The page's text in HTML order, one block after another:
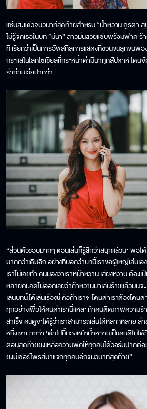
แซ่บสะแด่วจนวินาทีสุดท้ายสำหรับ “น้ำหวาน ภูริตา
ไม่รู้จักเธอในบท “มีนา” สาวมั่นสวยแซ่บพร้อมฟาด
ที เรียกว่าเป็นการอัพสกิลการแสดงที่ชวนขนลุกขนพ
กระแสในโลกโซเชียลที่กระหน่ำด่ามีนาทุกสัปดาห์ โด
ร่าก่อนเอ่ยปากว่า
“ส่วนตัวชอบมากๆ ตอนเล่นก็รู้สึกว่าสนุกแล้วนะ พอไ
มากกว่าเดิมอีก อย่างที่บอกว่าบทนี้เราขอผู้ใหญ่เล่นเอ
เราไม่เคยทำ คนมองว่าเราหน้าหวาน เสียงหวาน ต้อง
หลายคนคิดไม่ออกเลยว่าถ้าหวานมาเล่นร้ายแล้วมันจะ
เล่นบทนี้ ได้เล่นเรื่องนี้ คือถ้าเราจะโดนด่าเราต้องโดน
ทุกอย่างเพื่อให้คนด่าเรานี่แหละ ถ้าคนติดภาพความร้
สำเร็จ คนดูจะได้รู้ว่าเราสามารถเล่นได้หลากหลาย ล่
หนึ่งเขาบอกว่า ‘ต่อไปนี้มองหน้าน้ำหวานเป็นคนดีไม่ได้
ตอนสุดท้ายยังเหลือความพีคให้ทุกคนได้วอร์มปากต่อ
ยังมีเซอร์ไพรส์มาแจกทุกคนอีกจนวินาทีสุดท้าย”